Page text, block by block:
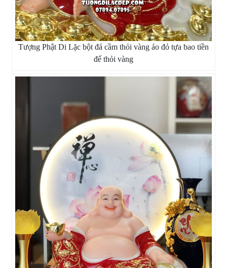
Tượng Phật Di Lặc bột đá cầm thỏi vàng áo đỏ tựa bao tiền
đế thỏi vàng